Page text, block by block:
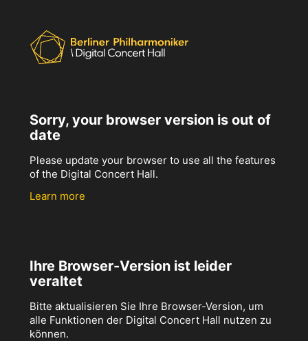
Sorry, your browser version is out of
date
Please update your browser to use all the features
of the Digital Concert Hall.
Learn more
Ihre Browser-Version ist leider
veraltet
Bitte aktualisieren Sie Ihre Browser-Version, um
alle Funktionen der Digital Concert Hall nutzen zu
können.